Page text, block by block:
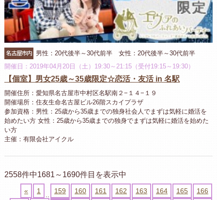
名古屋市内
男性：20代後半～30代前半 女性：20代後半～30代前半
開催日：2019年04月20日（土）19:30～21:15（受付19:15～19:30）
【個室】男女25歳～35歳限定☆恋活・友活 in 名駅
開催住所：愛知県名古屋市中村区名駅南２−１４−１９
開催場所：住友生命名古屋ビル26階スカイプラザ
参加資格：男性：25歳から35歳までの独身社会人でまずは気軽に婚活を
始めたい方 女性：25歳から35歳までの独身でまずは気軽に婚活を始めた
い方
主催：有限会社アイクル
2558件中1681～1690件目を表示中
« 1 159 160 161 162 163 164 165
166